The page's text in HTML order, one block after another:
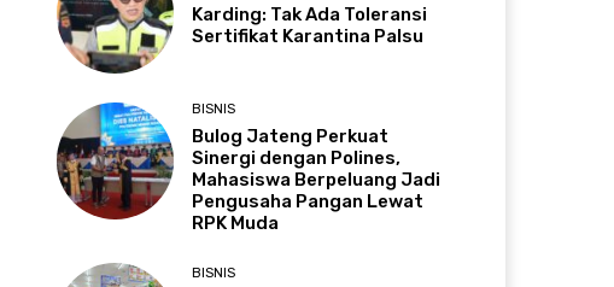
Karding: Tak Ada Toleransi
Sertifikat Karantina Palsu
BISNIS
Bulog Jateng Perkuat
Sinergi dengan Polines,
Mahasiswa Berpeluang Jadi
Pengusaha Pangan Lewat
RPK Muda
BISNIS